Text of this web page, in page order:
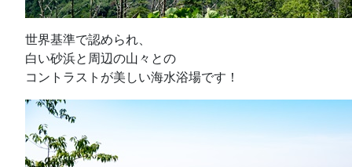
世界基準で認められ、
白い砂浜と周辺の山々との
コントラストが美しい海水浴場です！